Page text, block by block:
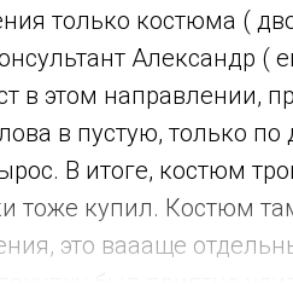
только костюма (
Александр (
в этом направлении,
в пустую, только
В итоге, костюм
тоже купил. Костюм
это ваааще